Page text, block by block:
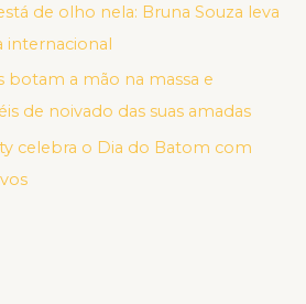
de olho nela: Bruna Souza leva
internacional
botam a mão na massa e
de noivado das suas amadas
celebra o Dia do Batom com